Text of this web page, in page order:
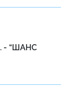
- “ШАНС